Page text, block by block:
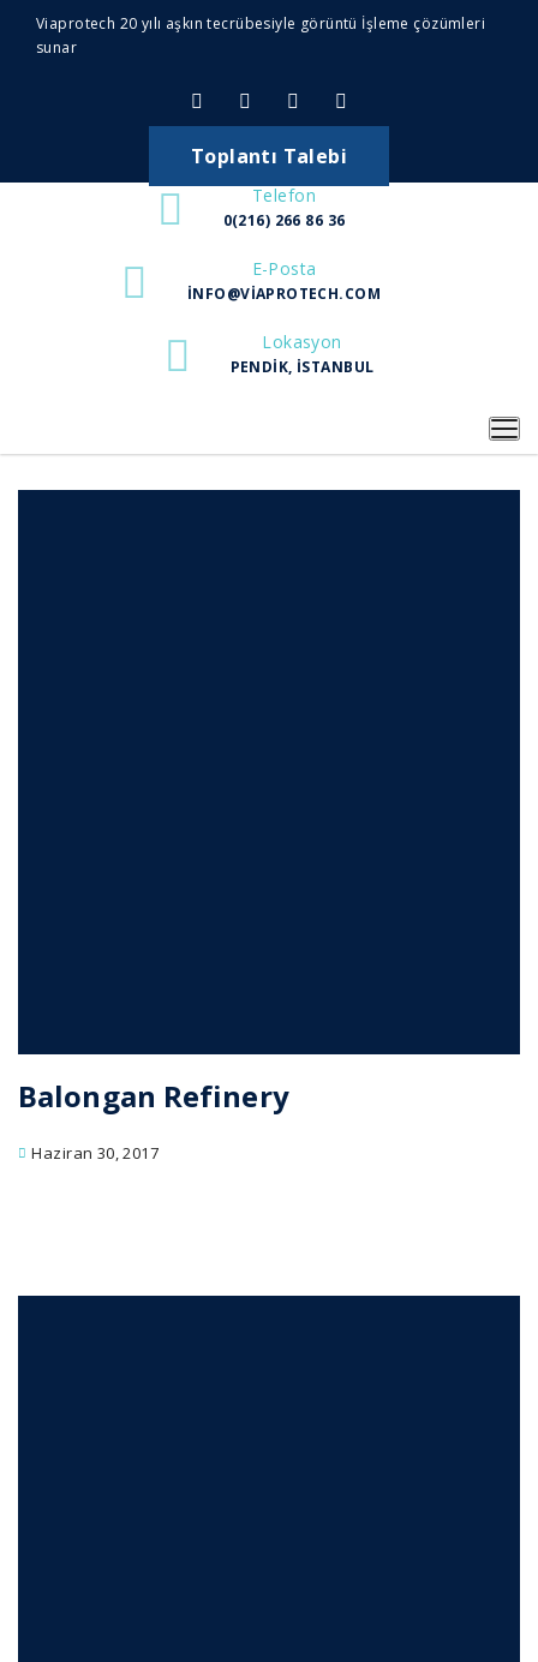
Viaprotech 20 yılı aşkın tecrübesiyle görüntü İşleme çözümleri
sunar
Toplantı Talebi
Telefon
0(216) 266 86 36
E-Posta
INFO@VIAPROTECH.COM
Lokasyon
PENDIK, İSTANBUL
Balongan Refinery
Haziran 30, 2017